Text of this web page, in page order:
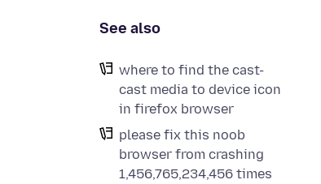
See also
where to find the cast-
cast media to device icon
in firefox browser
please fix this noob
browser from crashing
1,456,765,234,456 times